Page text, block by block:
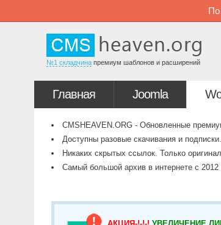
№1 складчина премиум шаблонов и расширений
Главная Joomla
CMSHEAVEN.ORG - Обновленные
Доступны разовые скачивания и подписки.
Никаких скрытых ссылок. Только
Самый большой архив в интернете с